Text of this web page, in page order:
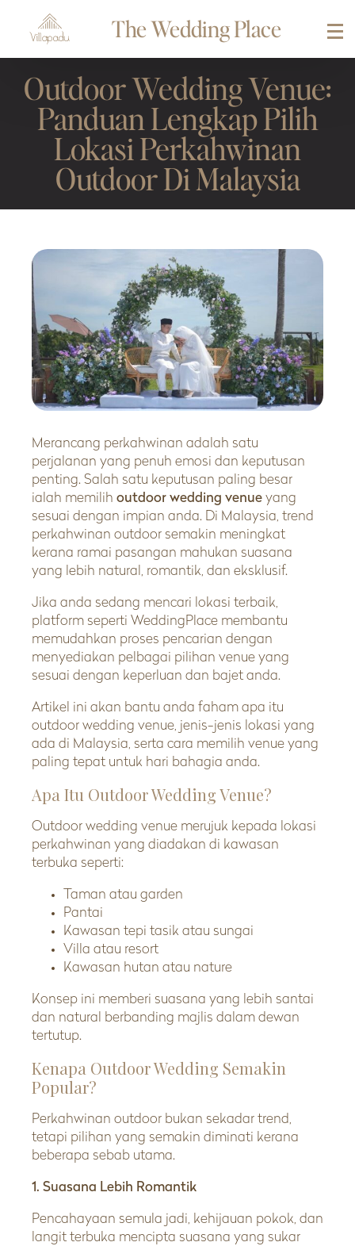
The Wedding Place
Outdoor Wedding Venue:
Panduan Lengkap Pilih
Lokasi Perkahwinan
Outdoor Di Malaysia
Merancang perkahwinan adalah satu
perjalanan yang penuh emosi dan keputusan
penting. Salah satu keputusan paling besar
ialah memilih outdoor wedding venue yang
sesuai dengan impian anda. Di Malaysia, trend
perkahwinan outdoor semakin meningkat
kerana ramai pasangan mahukan suasana
yang lebih natural, romantik, dan eksklusif.
Jika anda sedang mencari lokasi terbaik,
platform seperti WeddingPlace membantu
memudahkan proses pencarian dengan
menyediakan pelbagai pilihan venue yang
sesuai dengan keperluan dan bajet anda.
Artikel ini akan bantu anda faham apa itu
outdoor wedding venue, jenis-jenis lokasi yang
ada di Malaysia, serta cara memilih venue yang
paling tepat untuk hari bahagia anda.
Apa Itu Outdoor Wedding Venue?
Outdoor wedding venue merujuk kepada lokasi
perkahwinan yang diadakan di kawasan
terbuka seperti:
Taman atau garden
Pantai
Kawasan tepi tasik atau sungai
Villa atau resort
Kawasan hutan atau nature
Konsep ini memberi suasana yang lebih santai
dan natural berbanding majlis dalam dewan
tertutup.
Kenapa Outdoor Wedding Semakin
Popular?
Perkahwinan outdoor bukan sekadar trend,
tetapi pilihan yang semakin diminati kerana
beberapa sebab utama.
1. Suasana Lebih Romantik
Pencahayaan semula jadi, kehijauan pokok, dan
langit terbuka mencipta suasana yang sukar